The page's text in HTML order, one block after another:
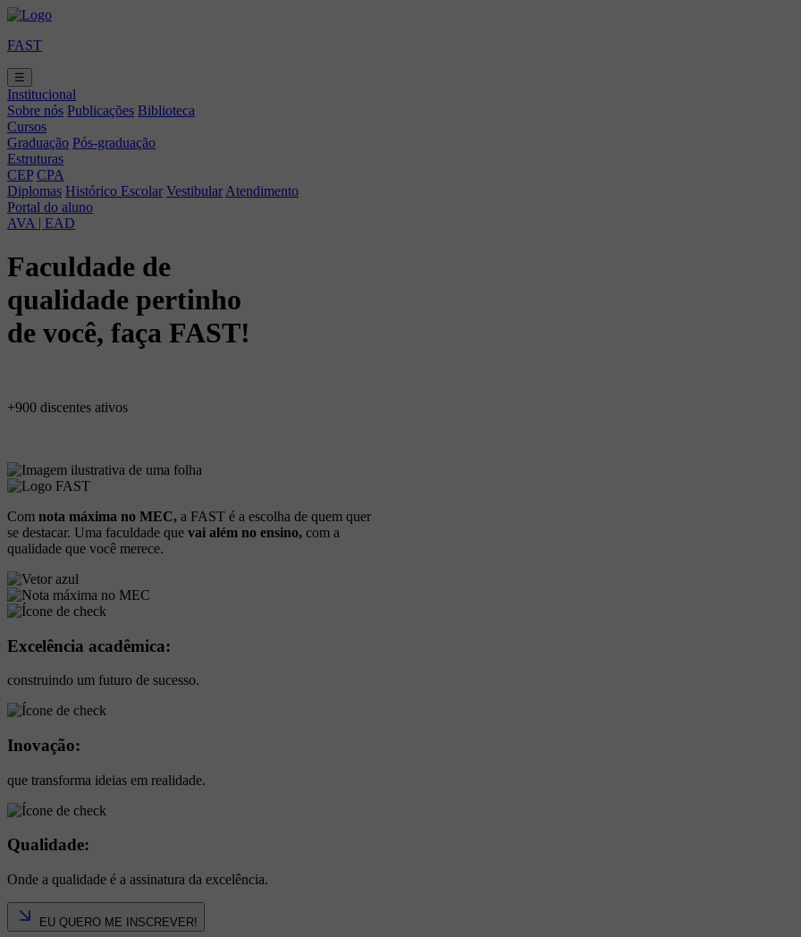
FAST
☰
Institucional
Sobre nós Publicações Biblioteca
Cursos
Graduação Pós-graduação
Estruturas
CEP CPA
Diplomas Histórico Escolar Vestibular Atendimento
Portal do aluno
AVA | EAD
Faculdade de
qualidade pertinho
de você, faça FAST!
+900 discentes ativos
Com nota máxima no MEC, a FAST é a escolha de quem quer
se destacar. Uma faculdade que vai além no ensino, com a
qualidade que você merece.
Excelência acadêmica:
construindo um futuro de sucesso.
Inovação:
que transforma ideias em realidade.
Qualidade:
Onde a qualidade é a assinatura da excelência.
EU QUERO ME INSCREVER!